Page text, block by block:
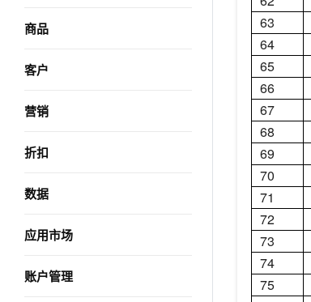
商品
客户
营销
折扣
数据
应用市场
账户管理
63
64
65
66
67
68
69
70
71
72
73
74
75